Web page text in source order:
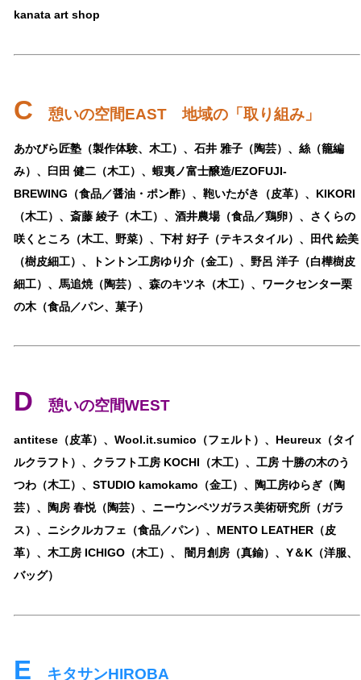
kanata art shop
C 憩いの空間EAST 地域の「取り組み」
あかびら匠塾（製作体験、木工）、石井 雅子（陶芸）、絲（籠編
み）、臼田 健二（木工）、蝦夷ノ富士醸造/EZOFUJI-
BREWING（食品／醤油・ポン酢）、鞄いたがき（皮革）、KIKORI
（木工）、斎藤 綾子（木工）、酒井農場（食品／鶏卵）、さくらの
咲くところ（木工、野菜）、下村 好子（テキスタイル）、田代 絵美
（樹皮細工）、トントン工房ゆり介（金工）、野呂 洋子（白樺樹皮
細工）、馬追焼（陶芸）、森のキツネ（木工）、ワークセンター栗
の木（食品／パン、菓子）
D 憩いの空間WEST
antitese（皮革）、Wool.it.sumico（フェルト）、Heureux（タイ
ルクラフト）、クラフト工房 KOCHI（木工）、工房 十勝の木のう
つわ（木工）、STUDIO kamokamo（金工）、陶工房ゆらぎ（陶
芸）、陶房 春悦（陶芸）、ニーウンペツガラス美術研究所（ガラ
ス）、ニシクルカフェ（食品／パン）、MENTO LEATHER（皮
革）、木工房 ICHIGO（木工）、 闇月創房（真鍮）、Y＆K（洋服、
バッグ）
E キタサンHIROBA